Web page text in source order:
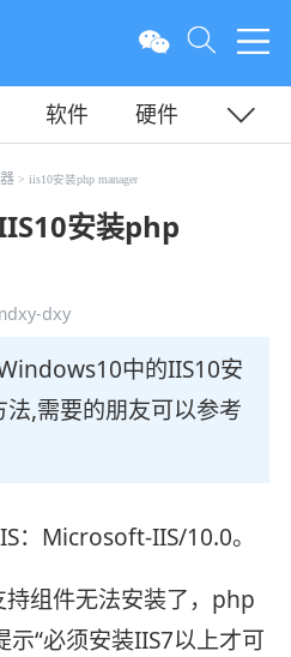
软件
硬件
> iis10安装php manager
安装php
dxy
中的IIS10安
,需要的朋友可以参考
：Microsoft-IIS/10.0。
组件无法安装了，php
“必须安装IIS7以上才可